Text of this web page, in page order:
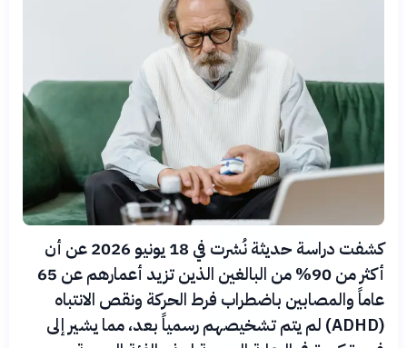
كشفت دراسة حديثة نُشرت في 18 يونيو 2026 عن أن
أكثر من 90% من البالغين الذين تزيد أعمارهم عن 65
عاماً والمصابين باضطراب فرط الحركة ونقص الانتباه
(ADHD) لم يتم تشخيصهم رسمياً بعد، مما يشير إلى